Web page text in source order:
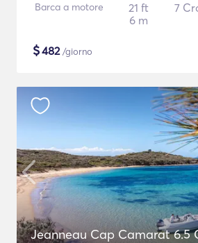
Barca a motore
21 ft
6 m
7
$482/giorno
Jeanneau Cap Camarat 6.5